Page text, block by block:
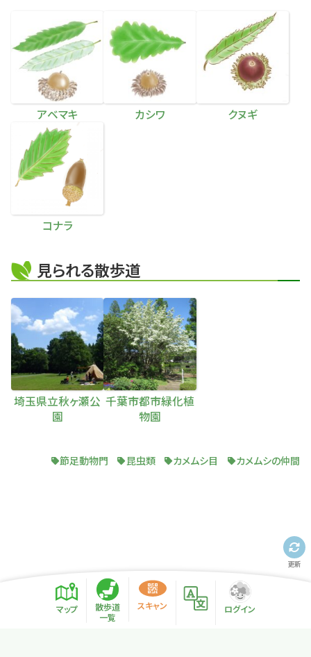
アベマキ カシワ クヌギ
コナラ
見られる散歩道
埼玉県立秋ヶ瀬公
園
千葉市都市緑化植
物園
節足動物門 昆虫類 カメムシ目 カメムシの仲間
更新
マップ
散歩道
一覧
スキャン ログイン